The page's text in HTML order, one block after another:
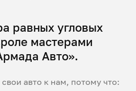
равных угловых
мастерами
Авто».
авто к нам, потому что: